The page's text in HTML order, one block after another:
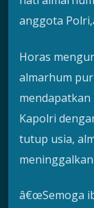
anggota
Horas
almarhum
Kapolri
tutup usia,
â€œSemoga